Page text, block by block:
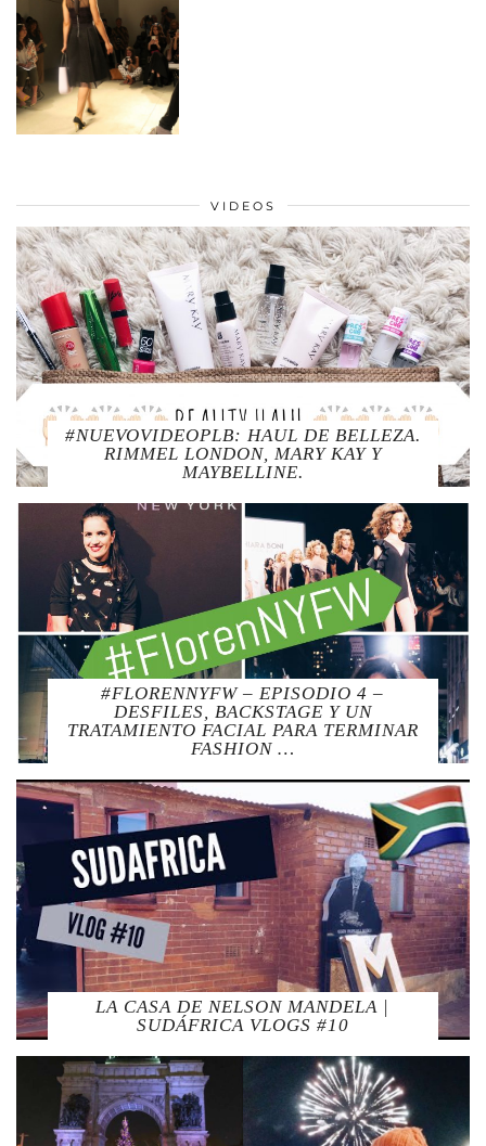
VIDEOS
#NUEVOVIDEOPLB: HAUL DE BELLEZA.
RIMMEL LONDON, MARY KAY Y
MAYBELLINE.
#FLORENNYFW – EPISODIO 4 –
DESFILES, BACKSTAGE Y UN
TRATAMIENTO FACIAL PARA TERMINAR
FASHION …
LA CASA DE NELSON MANDELA |
SUDÁFRICA VLOGS #10